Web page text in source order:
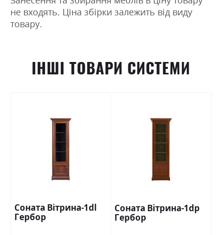
не входять. Ціна збірки залежить від виду
товару.
ІНШІ ТОВАРИ СИСТЕМИ
Соната Вітрина-1dl
Гербор
Соната Вітрина-1dp
Гербор